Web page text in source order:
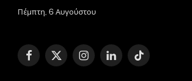
Πέμπτη, 6 Αυγούστου
Facebook
X
InstagramLinkedInTikTok